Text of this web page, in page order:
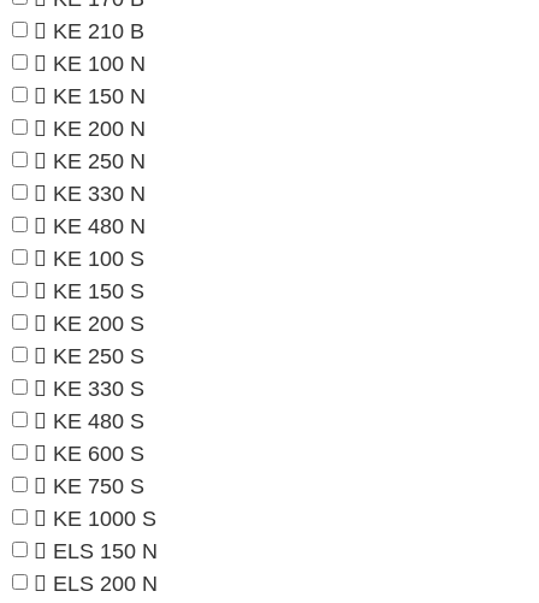
KE 210 B
KE 100 N
KE 150 N
KE 200 N
KE 250 N
KE 330 N
KE 480 N
KE 100 S
KE 150 S
KE 200 S
KE 250 S
KE 330 S
KE 480 S
KE 600 S
KE 750 S
KE 1000 S
ELS 150 N
ELS 200 N